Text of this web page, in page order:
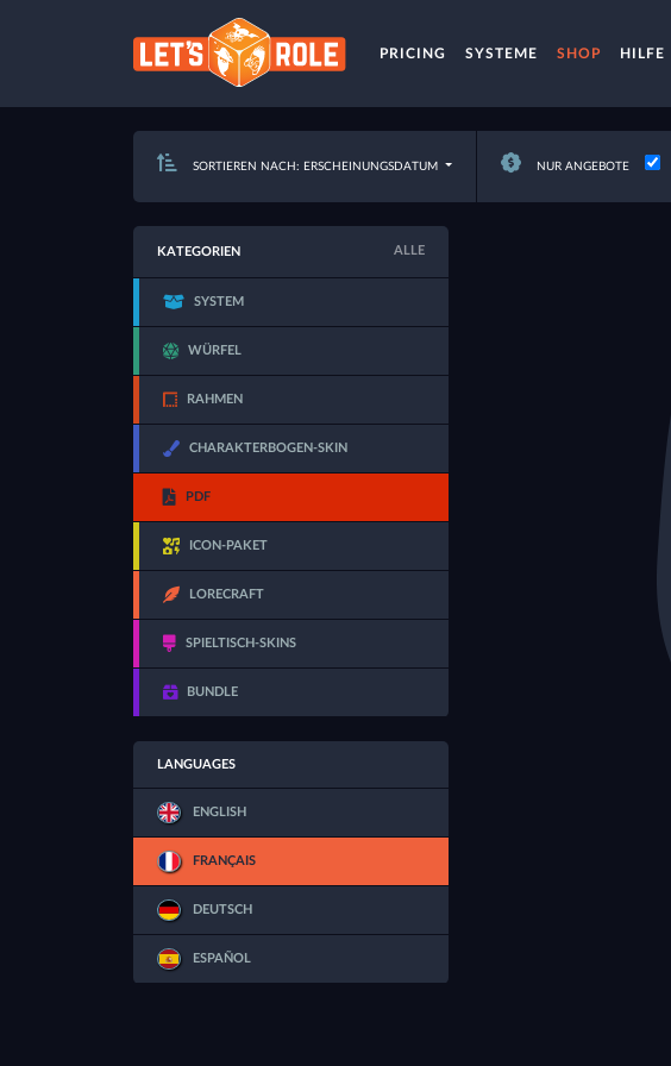
PRICING SYSTEME SHOP HILFE
SORTIEREN NACH: ERSCHEINUNGSDATUM NUR ANGEBOTE
KATEGORIEN ALLE
SYSTEM
WÜRFEL
RAHMEN
CHARAKTERBOGEN-SKIN
PDF
ICON-PAKET
LORECRAFT
SPIELTISCH-SKINS
BUNDLE
LANGUAGES
ENGLISH
FRANÇAIS
DEUTSCH
ESPAÑOL